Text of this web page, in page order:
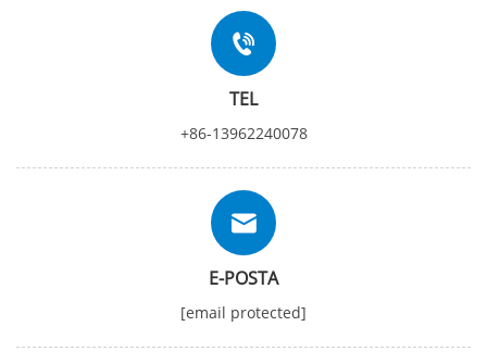
TEL
+86-13962240078
E-POSTA
[email protected]